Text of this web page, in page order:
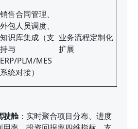
销售合同管理、
外包人员调度、
知识库集成（支
持与
ERP/PLM/MES
系统对接）
业务流程定制化
扩展
驶舱：实时聚合项目分布、进度